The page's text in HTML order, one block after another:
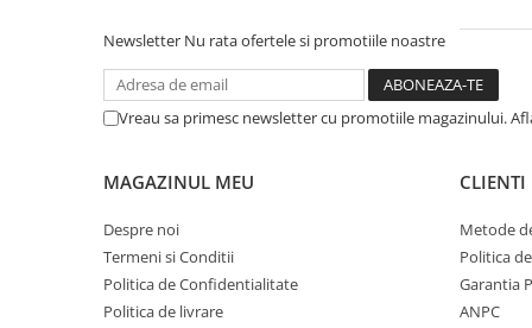
Newsletter Nu rata ofertele si promotiile noastre
Vreau sa primesc newsletter cu promotiile magazinului.
MAGAZINUL MEU
Despre noi
Termeni si Conditii
Politica de Confidentialitate
Politica de livrare
CLIENTI
Metode
Politica
Garantia
ANPC